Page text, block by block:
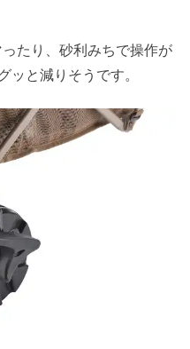
たり、砂利みちで操作が
と減りそうです。